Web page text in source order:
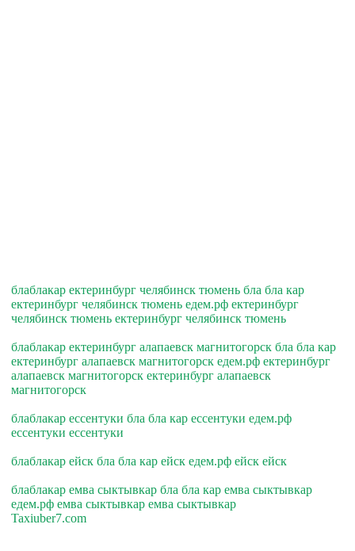
блаблакар ектеринбург челябинск тюмень бла бла кар
ектеринбург челябинск тюмень едем.рф ектеринбург
челябинск тюмень ектеринбург челябинск тюмень
блаблакар ектеринбург алапаевск магнитогорск бла бла кар
ектеринбург алапаевск магнитогорск едем.рф ектеринбург
алапаевск магнитогорск ектеринбург алапаевск
магнитогорск
блаблакар ессентуки бла бла кар ессентуки едем.рф
ессентуки ессентуки
блаблакар ейск бла бла кар ейск едем.рф ейск ейск
блаблакар емва сыктывкар бла бла кар емва сыктывкар
едем.рф емва сыктывкар емва сыктывкар
Taxiuber7.com